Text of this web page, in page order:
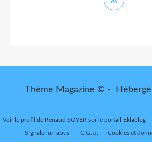
Thème Magazine © -
Voir le profil de Renaud SOYER sur le portail Eklablog
Signaler un abus C.G.U. Cookies et